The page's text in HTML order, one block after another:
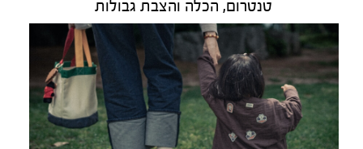
טנטרום, הכלה והצבת גבולות